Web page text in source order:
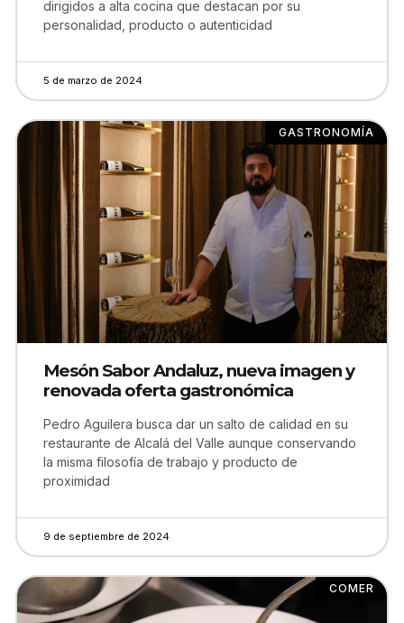
dirigidos a alta cocina que destacan por su
personalidad, producto o autenticidad
5 de marzo de 2024
GASTRONOMÍA
Mesón Sabor Andaluz, nueva imagen y
renovada oferta gastronómica
Pedro Aguilera busca dar un salto de calidad en su
restaurante de Alcalá del Valle aunque conservando
la misma filosofía de trabajo y producto de
proximidad
9 de septiembre de 2024
COMER